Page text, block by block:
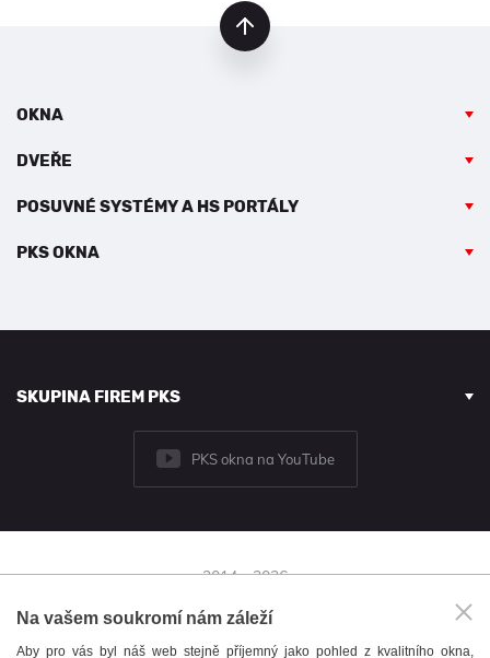
OKNA
DVEŘE
POSUVNÉ SYSTÉMY A HS PORTÁLY
PKS OKNA
SKUPINA FIREM PKS
PKS okna na YouTube
2014 - 2026
Brněnská 126/38,
Na vašem soukromí nám záleží
Aby pro vás byl náš web stejně příjemný jako pohled z kvalitního okna,